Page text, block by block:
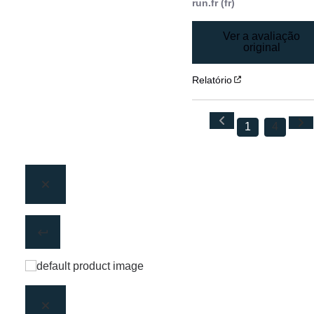
run.fr (fr)
Ver a avaliação
original
Relatório
1 4